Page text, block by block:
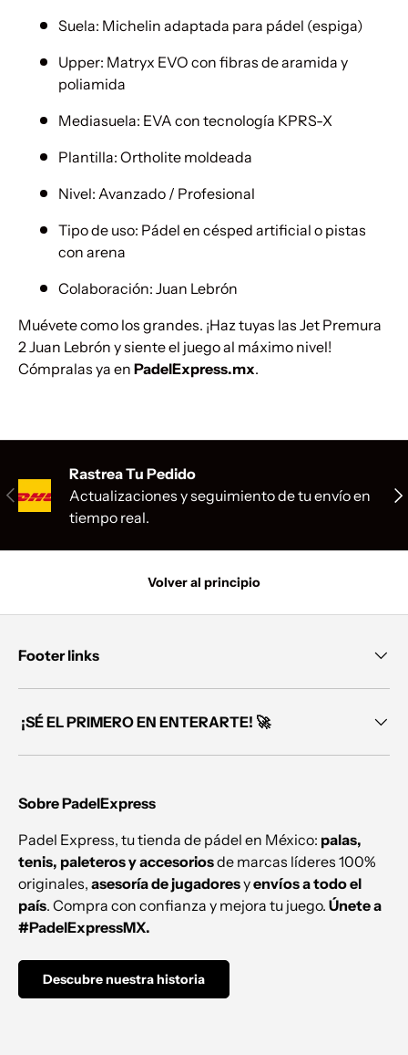
Suela: Michelin adaptada para pádel (espiga)
Upper: Matryx EVO con fibras de aramida y
poliamida
Mediasuela: EVA con tecnología KPRS-X
Plantilla: Ortholite moldeada
Nivel: Avanzado / Profesional
Tipo de uso: Pádel en césped artificial o pistas
con arena
Colaboración: Juan Lebrón
Muévete como los grandes. ¡Haz tuyas las Jet Premura
2 Juan Lebrón y siente el juego al máximo nivel!
Cómpralas ya en PadelExpress.mx.
Anterior
Rastrea Tu Pedido
Actualizaciones y seguimiento de tu envío en
tiempo real.
Volver al principio
Footer links
¡SÉ EL PRIMERO EN ENTERARTE! 🚀
Sobre PadelExpress
Padel Express, tu tienda de pádel en México: palas,
tenis, paleteros y accesoriosde marcas líderes 100%
originales, asesoría de jugadoresyenvíos a todo el
país. Compra con confianza y mejora tu juego. Únete a
#PadelExpressMX.
Descubre nuestra historia